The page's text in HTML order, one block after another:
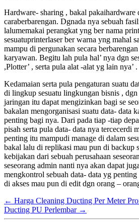
Hardware- sharing , bakal pakaihardware
caraberbarengan. Dgnada nya sebuah
lalumemakai perangkat yng ber nama
sesuatuprinterlaser ber warna yng mahal
mampu di pergunakan secara
karyawan. Begitu lah pula hal’ nya dgn
,Plotter’ , serta pula alat -alat yg lain nya’ .
Kedamaian serta pula pengaturan suatu
di lingkup sesuatu lingkungan bisnis , dgn
jaringan itu dapat mengizinkan bagi se
bakalan mengorganisasi suatu data- data
penting bagi nya. Dari pada tiap -tiap
pisah serta pula data- data nya tercecerdi
penting itu mampudi manage di dalam
bakal lalu di replikasi mau pun di backup
kebijakan dari sebuah perusahaan
seseorang admin nanti nya akan dapat
mengkontrol sebuah data- data yg
di akses mau pun di edit dgn orang –
← Harga Cleaning Ducting Per Meter
Ducting PU Perlembar →